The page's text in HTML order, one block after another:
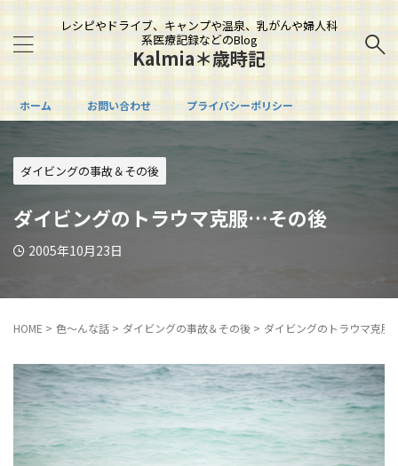
レシピやドライブ、キャンプや温泉、乳がんや婦人科
系医療記録などのBlog
Kalmia＊歳時記
ホーム お問い合わせ プライバシーポリシー
ダイビングの事故＆その後
ダイビングのトラウマ克服…その後
2005年10月23日
HOME > 色～んな話 > ダイビングの事故＆その後 > ダイビングのトラウマ克